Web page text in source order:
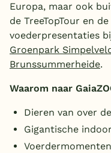
Blog
Europa, maar ook
de TreeTopTour en
voederpresentaties
Groenpark
Brunssummerheide.
Waarom naar
Dieren van over
Gigantische